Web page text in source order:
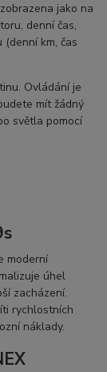
jako na
denní čas,
km, čas
Ovládání je
mít žádný
světla pomocí
moderní
úhel
zacházení.
rychlostních
náklady.